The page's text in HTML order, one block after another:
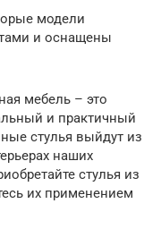
модели
и оснащены
мебель – это
и практичный
стулья выйдут из
наших
стулья из
их применением